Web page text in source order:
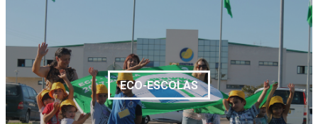
ECO-ESCOLAS